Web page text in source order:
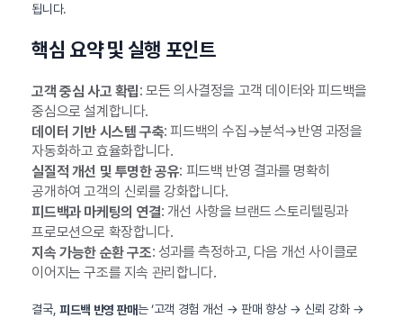
됩니다.
핵심 요약 및 실행 포인트
고객 중심 사고 확립: 모든 의사결정을 고객 데이터와 피드백을
중심으로 설계합니다.
데이터 기반 시스템 구축: 피드백의 수집→분석→반영 과정을
자동화하고 효율화합니다.
실질적 개선 및 투명한 공유: 피드백 반영 결과를 명확히
공개하여 고객의 신뢰를 강화합니다.
피드백과 마케팅의 연결: 개선 사항을 브랜드 스토리텔링과
프로모션으로 확장합니다.
지속 가능한 순환 구조: 성과를 측정하고, 다음 개선 사이클로
이어지는 구조를 지속 관리합니다.
결국, 피드백 반영 판매는 ‘고객 경험 개선 → 판매 향상 → 신뢰 강화 →